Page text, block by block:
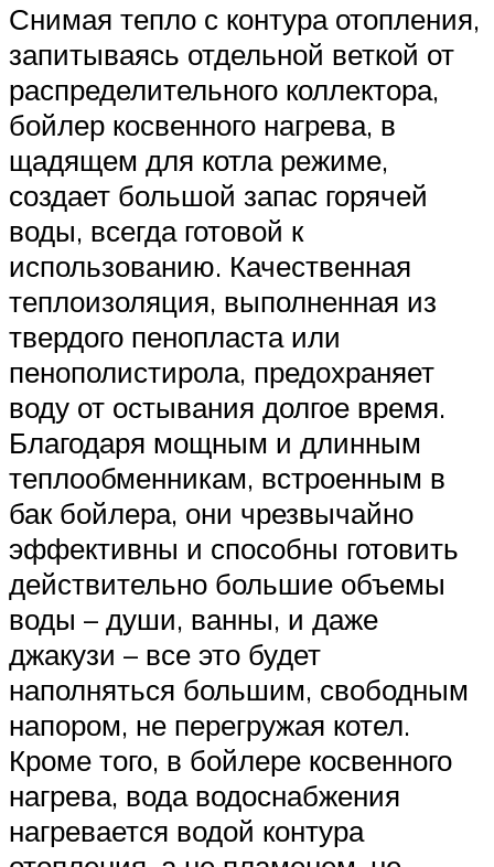
Снимая тепло с контура отопления,
запитываясь отдельной веткой от
распределительного коллектора,
бойлер косвенного нагрева, в
щадящем для котла режиме,
создает большой запас горячей
воды, всегда готовой к
использованию. Качественная
теплоизоляция, выполненная из
твердого пенопласта или
пенополистирола, предохраняет
воду от остывания долгое время.
Благодаря мощным и длинным
теплообменникам, встроенным в
бак бойлера, они чрезвычайно
эффективны и способны готовить
действительно большие объемы
воды – души, ванны, и даже
джакузи – все это будет
наполняться большим, свободным
напором, не перегружая котел.
Кроме того, в бойлере косвенного
нагрева, вода водоснабжения
нагревается водой контура